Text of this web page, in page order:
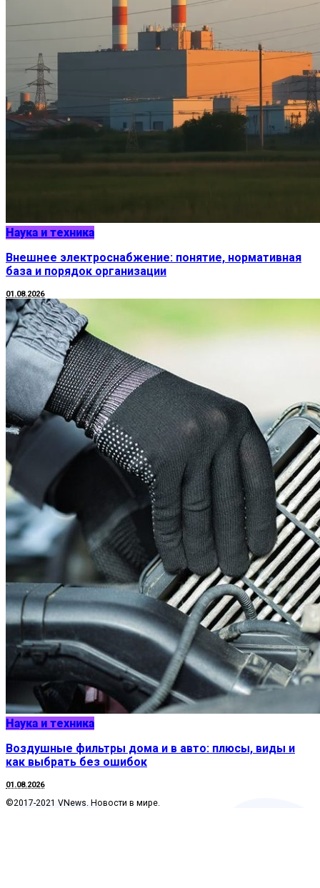
Наука и техника
Внешнее электроснабжение: понятие, нормативная
база и порядок организации
01.08.2026
Наука и техника
Воздушные фильтры дома и в авто: плюсы, виды и
как выбрать без ошибок
01.08.2026
©2017-2021 VNews. Новости в мире.